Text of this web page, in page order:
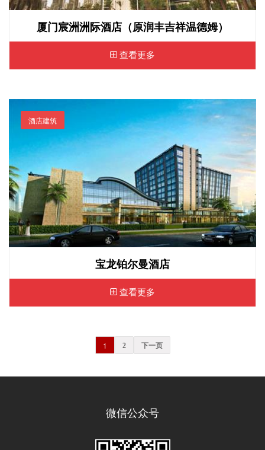
厦门宸洲洲际酒店（原润丰吉祥温德姆）
查看更多
酒店建筑
宝龙铂尔曼酒店
查看更多
1 2 下一页
微信公众号